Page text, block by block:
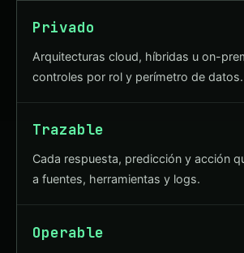
Privado
Arquitecturas cloud, híbridas u on-
controles por rol y perímetro de datos.
Trazable
Cada respuesta, predicción y acción
a fuentes, herramientas y logs.
Operable